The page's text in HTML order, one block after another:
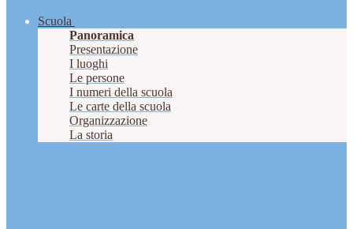
Scuola
Panoramica
Presentazione
I luoghi
Le persone
I numeri della scuola
Le carte della scuola
Organizzazione
La storia